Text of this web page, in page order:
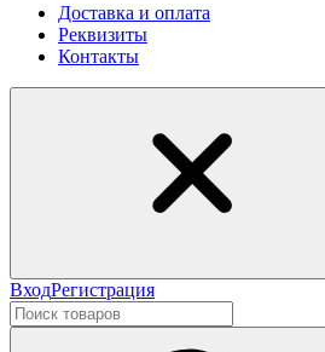
Доставка и оплата
Реквизиты
Контакты
ВходРегистрация